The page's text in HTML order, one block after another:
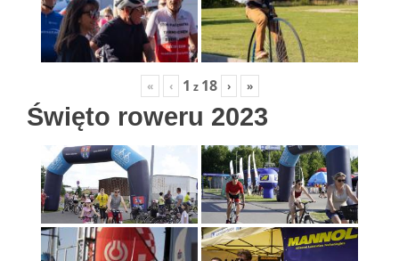
« ‹ 1 z 18 › »
Święto roweru 2023